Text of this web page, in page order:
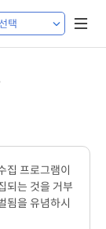
집 프로그램이
되는 것을 거부
됨을 유념하시